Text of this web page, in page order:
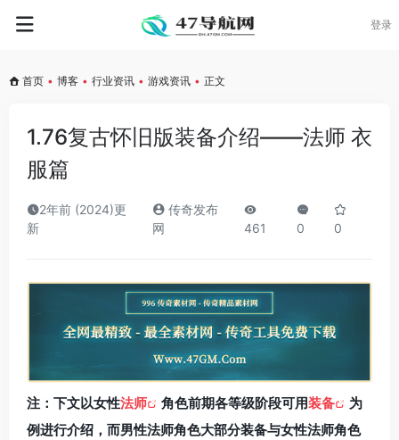
登录
首页 • 博客 • 行业资讯 • 游戏资讯 • 正文
1.76复古怀旧版装备介绍——法师 衣
服篇
2年前 (2024)更
新
传奇发布
网
461 0 0
注：下文以女性法师 角色前期各等级阶段可用装备
为
例进行介绍，而男性法师角色大部分装备与女性法师角色